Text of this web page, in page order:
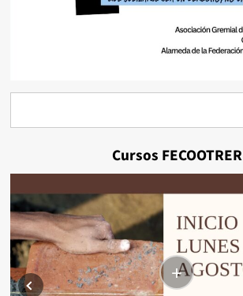
Cursos FECOOTRER
+